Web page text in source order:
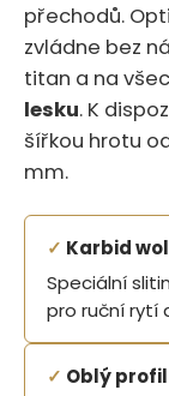
přechodů.
zvládne bez
titan a na
lesku. K
šířkou hrotu
mm.
✓ Karbid
Speciální
pro ruční rytí
✓ Oblý profil